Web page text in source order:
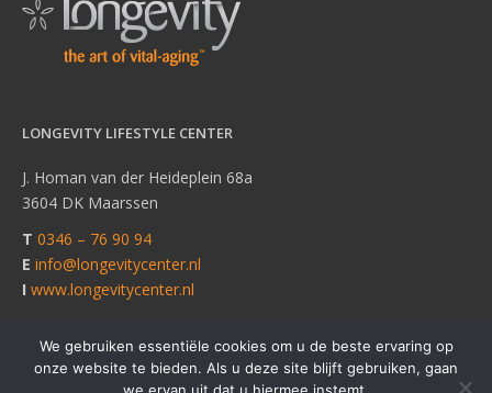
LONGEVITY LIFESTYLE CENTER
J. Homan van der Heideplein 68a
3604 DK Maarssen
T 0346 – 76 90 94
E info@longevitycenter.nl
I www.longevitycenter.nl
© Copyright Longevity Lifestyle Center |Powered byHogans Play
We gebruiken essentiële cookies om u de beste ervaring op
onze website te bieden. Als u deze site blijft gebruiken, gaan